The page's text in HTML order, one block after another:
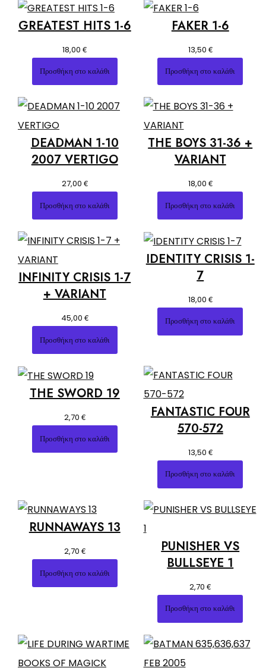
GREATEST HITS 1-6
18,00€
Προσθήκη στο καλάθι
FAKER 1-6
13,50 €
Προσθήκη στο καλάθι
DEADMAN 1-10
2007 VERTIGO
27,00 €
Προσθήκη στο καλάθι
THE BOYS 31-36 +
VARIANT
18,00 €
Προσθήκη στο καλάθι
INFINITY CRISIS 1-7
+ VARIANT
45,00 €
Προσθήκη στο καλάθι
IDENTITY CRISIS 1-
7
18,00 €
Προσθήκη στο καλάθι
THE SWORD 19
2,70 €
Προσθήκη στο καλάθι
FANTASTIC FOUR
570-572
13,50 €
Προσθήκη στο καλάθι
RUNNAWAYS 13
2,70 €
Προσθήκη στο καλάθι
PUNISHER VS
BULLSEYE 1
2,70€
Προσθήκη στο καλάθι